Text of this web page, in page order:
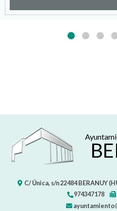
C/ Única, s/n22484 BERANUY
974347178